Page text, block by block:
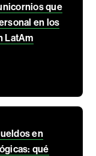
que
en los
LatAm
en
qué